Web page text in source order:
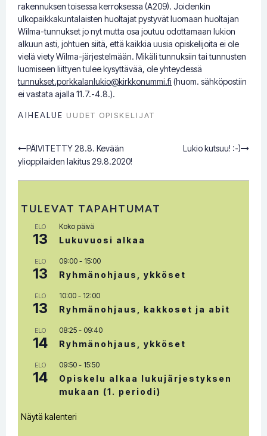
rakennuksen toisessa kerroksessa (A209). Joidenkin
ulkopaikkakuntalaisten huoltajat pystyvät luomaan huoltajan
Wilma-tunnukset jo nyt mutta osa joutuu odottamaan lukion
alkuun asti, johtuen siitä, että kaikkia uusia opiskelijoita ei ole
vielä viety Wilma-järjestelmään. Mikäli tunnuksiin tai tunnusten
luomiseen liittyen tulee kysyttävää, ole yhteydessä
tunnukset.porkkalanlukio@kirkkonummi.fi (huom. sähköpostiin
ei vastata ajalla 11.7.-4.8.).
AIHEALUE UUDET OPISKELIJAT
Post
navigation
Lukio kutsuu! :-)
PÄIVITETTY 28.8. Kevään
ylioppilaiden lakitus 29.8.2020!
TULEVAT TAPAHTUMAT
ELO
13
Koko päivä
Lukuvuosi alkaa
ELO
13
09:00 - 15:00
Ryhmänohjaus, ykköset
ELO
13
10:00 - 12:00
Ryhmänohjaus, kakkoset ja abit
ELO
14
08:25 - 09:40
Ryhmänohjaus, ykköset
ELO
14
09:50 - 15:50
Opiskelu alkaa lukujärjestyksen
mukaan (1. periodi)
Näytä kalenteri